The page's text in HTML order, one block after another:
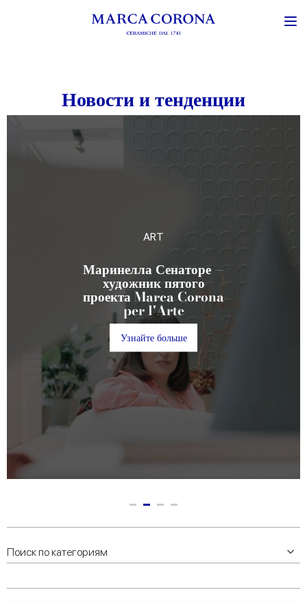
Новости и тенденции
Marca Corona на Art
City Bologna 2026.
рассказ о событиях в
Teatro San Leonardo:
конференция «Время
встретиться вновь»,
Premio Marca Corona
и выставка Пино
Деодато
Узнайте больше